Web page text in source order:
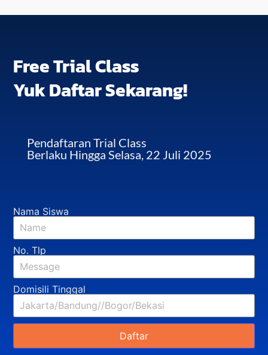
Free Trial Class
Yuk Daftar Sekarang!
Pendaftaran Trial Class
Berlaku Hingga Selasa, 22 Juli 2025
Nama Siswa
No. Tlp
Domisili Tinggal
Daftar